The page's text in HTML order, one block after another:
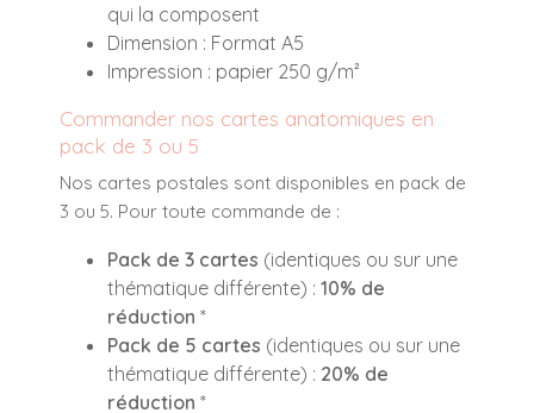
qui la composent
Dimension : Format A5
Impression : papier 250 g/m²
Commander nos cartes anatomiques en
pack de 3 ou 5
Nos cartes postales sont disponibles en pack de
3 ou 5. Pour toute commande de :
Pack de 3 cartes (identiques ou sur une
thématique différente) : 10% de
réduction *
Pack de 5 cartes (identiques ou sur une
thématique différente) : 20% de
réduction *